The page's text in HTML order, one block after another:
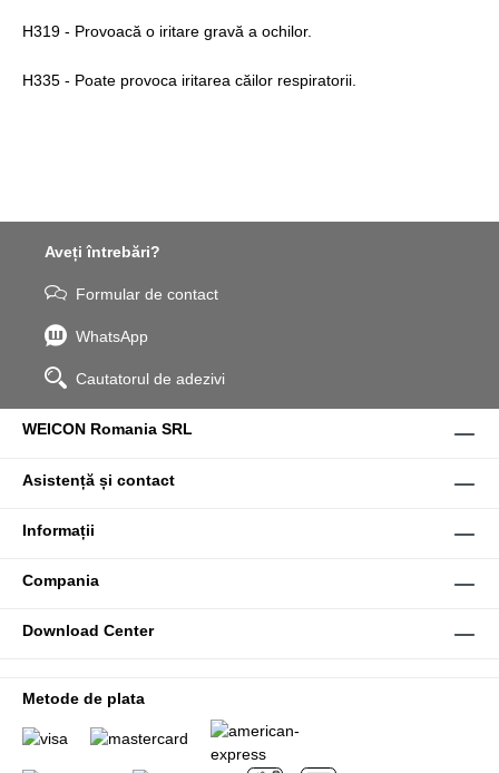
H319 - Provoacă o iritare gravă a ochilor.
H335 - Poate provoca iritarea căilor respiratorii.
Aveți întrebări?
Formular de contact
WhatsApp
Cautatorul de adezivi
WEICON Romania SRL
Asistență și contact
Informații
Compania
Download Center
Metode de plata